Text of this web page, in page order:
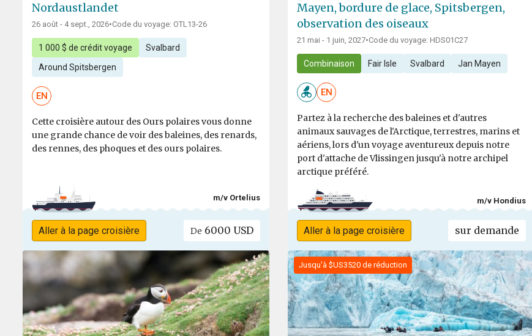
Nordaustlandet
26 août - 4 sept., 2026•Code du voyage: OTL13-26
1 000 $ de crédit voyage Svalbard
Around Spitsbergen
EN
Cette croisière autour des Ours polaires vous donne
une grande chance de voir des baleines, des renards,
des rennes, des phoques et des ours polaires.
m/v Ortelius
Aller à la page croisière De 6000 USD
Mayen, bordure de glace, Spitsbergen,
observation des oiseaux
21 mai - 1 juin, 2027•Code du voyage: HDS01C27
Combinaison Fair Isle Svalbard Jan Mayen
EN
Partez à la recherche des baleines et d'autres
animaux sauvages de l'Arctique, terrestres, marins et
aériens, lors d'un voyage aventureux depuis notre
port d'attache de Vlissingen jusqu'à notre archipel
arctique préféré.
m/v Hondius
Aller à la page croisière sur demande
Jusqu'à $US3520 de réduction